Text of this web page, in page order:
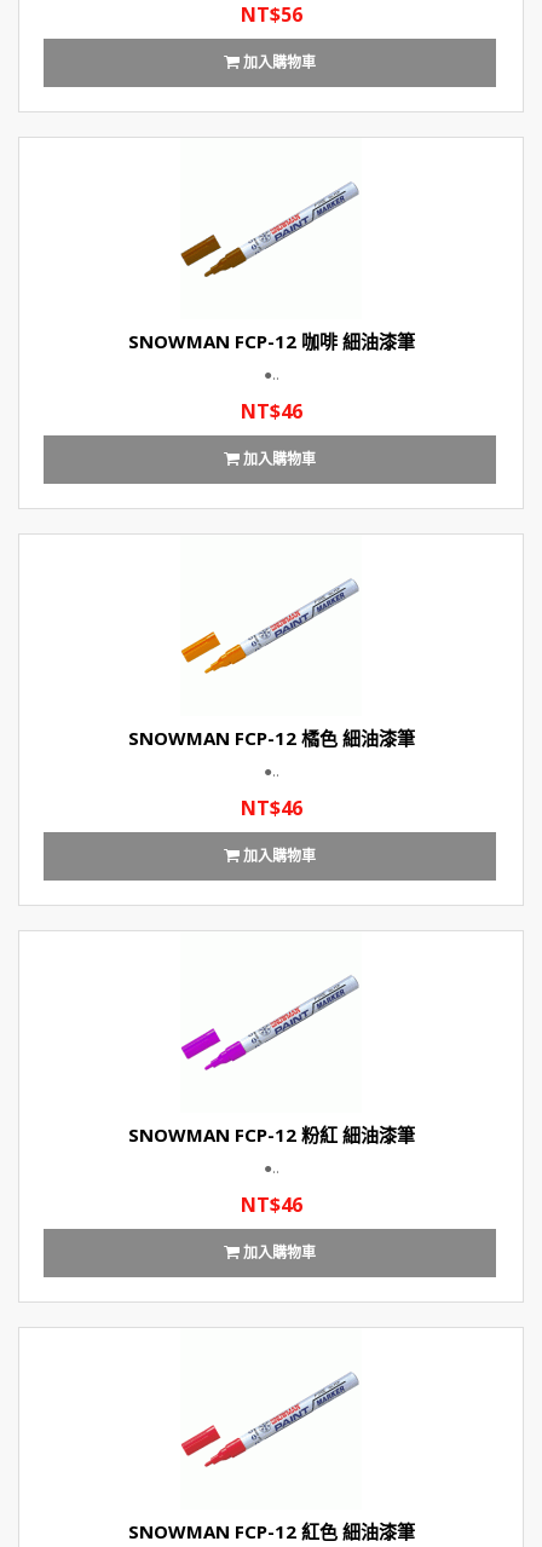
NT$56
加入購物車
SNOWMAN FCP-12 咖啡 細油漆筆
●..
NT$46
加入購物車
SNOWMAN FCP-12 橘色 細油漆筆
●..
NT$46
加入購物車
SNOWMAN FCP-12 粉紅 細油漆筆
●..
NT$46
加入購物車
SNOWMAN FCP-12 紅色 細油漆筆